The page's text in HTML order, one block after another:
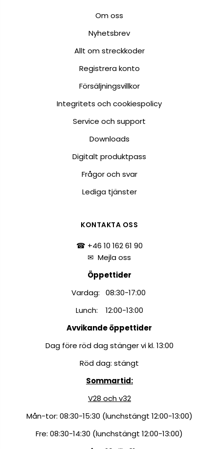
Om oss
Nyhetsbrev
Allt om streckkoder
Registrera konto
Försäljningsvillkor
Integritets och cookiespolicy
Service och support
Downloads
Digitalt produktpass
Frågor och svar
Lediga tjänster
KONTAKTA OSS
☎ +46 10 162 61 90
✉Mejla oss
Öppettider
Vardag: 08:30-17:00
Lunch: 12:00-13:00
Avvikande öppettider
Dag före röd dag stänger vi kl. 13:00
Röd dag: stängt
Sommartid:
V28 och v32
Mån-tor: 08:30-15:30 (lunchstängt 12:00-13:00)
Fre: 08:30-14:30 (lunchstängt 12:00-13:00)